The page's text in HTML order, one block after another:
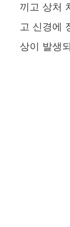
끼고 상처
고 신경에
상이 발생